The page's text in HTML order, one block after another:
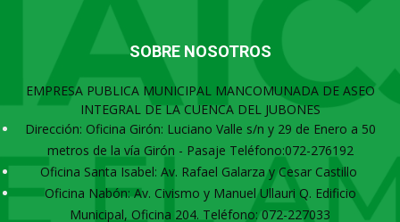
SOBRE NOSOTROS
EMPRESA PUBLICA MUNICIPAL MANCOMUNADA DE ASEO
INTEGRAL DE LA CUENCA DEL JUBONES
Dirección: Oficina Girón: Luciano Valle s/n y 29 de Enero a 50
metros de la vía Girón - Pasaje Teléfono:072-276192
Oficina Santa Isabel: Av. Rafael Galarza y Cesar Castillo
Oficina Nabón: Av. Civismo y Manuel Ullauri Q. Edificio
Municipal, Oficina 204. Teléfono: 072-227033